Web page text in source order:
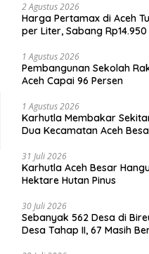
2 Agustus 2026
Harga Pertamax di Aceh
per Liter, Sabang Rp14.950
1 Agustus 2026
Pembangunan Sekolah
Aceh Capai 96 Persen
1 Agustus 2026
Karhutla Membakar
Dua Kecamatan Aceh
31 Juli 2026
Karhutla Aceh Besar
Hektare Hutan Pinus
30 Juli 2026
Sebanyak 562 Desa di
Desa Tahap II, 67 Masih